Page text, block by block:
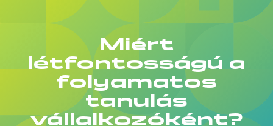
Miért
létfontosságú a
folyamatos
tanulás
vállalkozóként?